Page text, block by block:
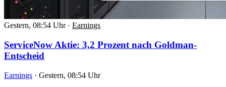
Gestern, 08:54 Uhr · Earnings
ServiceNow Aktie: 3,2 Prozent nach Goldman-
Entscheid
Earnings · Gestern, 08:54 Uhr